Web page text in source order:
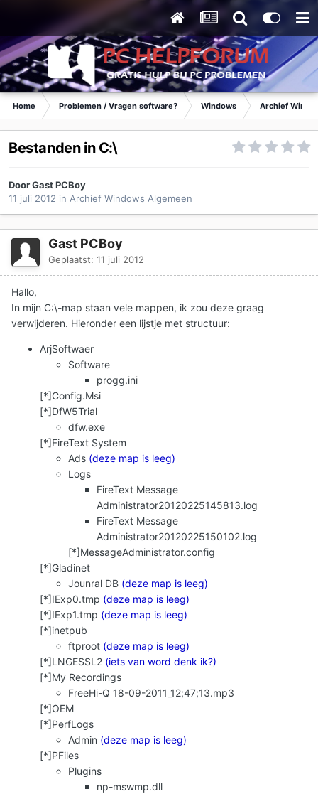
Home Problemen / Vragen software? Windows Archief
Bestanden in C:\
Door Gast PCBoy
11 juli 2012 in Archief Windows Algemeen
Gast PCBoy
Geplaatst: 11 juli 2012
Hallo,
In mijn C:\-map staan vele mappen, ik zou deze graag
verwijderen. Hieronder een lijstje met structuur:
ArjSoftwaer
Software
progg.ini
[*]Config.Msi
[*]DfW5Trial
dfw.exe
[*]FireText System
Ads (deze map is leeg)
Logs
FireText Message
Administrator20120225145813.log
FireText Message
Administrator20120225150102.log
[*]MessageAdministrator.config
[*]Gladinet
Jounral DB (deze map is leeg)
[*]IExp0.tmp (deze map is leeg)
[*]IExp1.tmp (deze map is leeg)
[*]inetpub
ftproot (deze map is leeg)
[*]LNGESSL2 (iets van word denk ik?)
[*]My Recordings
FreeHi-Q 18-09-2011_12;47;13.mp3
[*]OEM
[*]PerfLogs
Admin (deze map is leeg)
[*]PFiles
Plugins
np-mswmp.dll